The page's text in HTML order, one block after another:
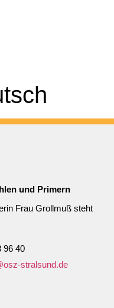
und Primern
Frau Grollmuß steht
96 40
stralsund.de